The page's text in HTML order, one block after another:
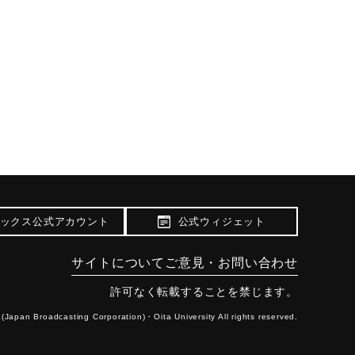
クス公式アカウント 公式ウィジェット
サイトについて ご意見・お問い合わせ
許可なく転載することを禁じます。
Broadcasting Corporation)・Oita University All rights reserved.